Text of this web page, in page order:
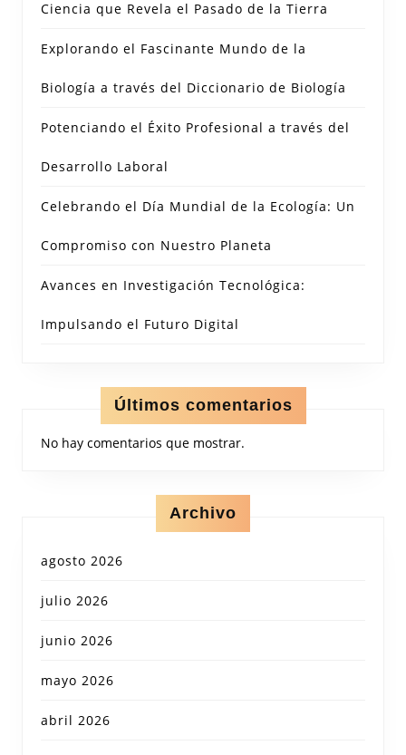
Ciencia que Revela el Pasado de la Tierra
Explorando el Fascinante Mundo de la
Biología a través del Diccionario de Biología
Potenciando el Éxito Profesional a través del
Desarrollo Laboral
Celebrando el Día Mundial de la Ecología: Un
Compromiso con Nuestro Planeta
Avances en Investigación Tecnológica:
Impulsando el Futuro Digital
Últimos comentarios
No hay comentarios que mostrar.
Archivo
agosto 2026
julio 2026
junio 2026
mayo 2026
abril 2026